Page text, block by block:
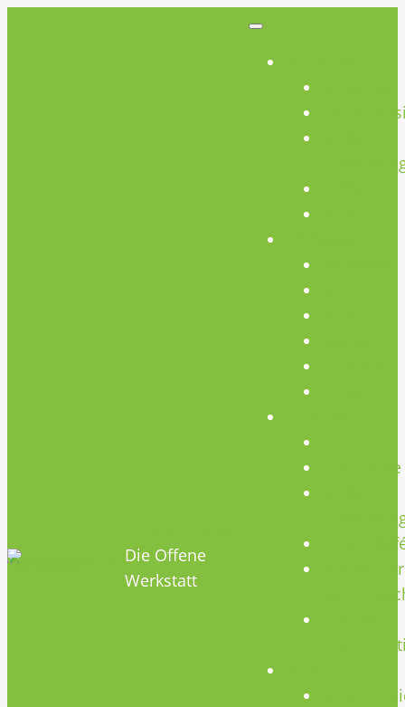
Die Offene
Werkstatt
CNC Kurse
Repair